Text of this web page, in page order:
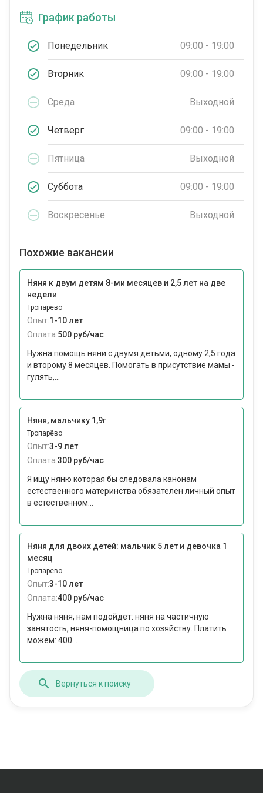
График работы
Понедельник 09:00 - 19:00
Вторник 09:00 - 19:00
Среда Выходной
Четверг 09:00 - 19:00
Пятница Выходной
Суббота 09:00 - 19:00
Воскресенье Выходной
Похожие вакансии
Няня к двум детям 8-ми месяцев и 2,5 лет на две
недели
Тропарёво
Опыт:1-10 лет
Оплата:500 руб/час
Нужна помощь няни с двумя детьми, одному 2,5 года
и второму 8 месяцев. Помогать в присутствие мамы -
гулять,...
Няня, мальчику 1,9г
Тропарёво
Опыт:3-9 лет
Оплата:300 руб/час
Я ищу няню которая бы следовала канонам
естественного материнства обязателен личный опыт
в естественном...
Няня для двоих детей: мальчик 5 лет и девочка 1
месяц
Тропарёво
Опыт:3-10 лет
Оплата:400 руб/час
Нужна няня, нам подойдет: няня на частичную
занятость, няня-помощница по хозяйству. Платить
можем: 400...
Вернуться к поиску